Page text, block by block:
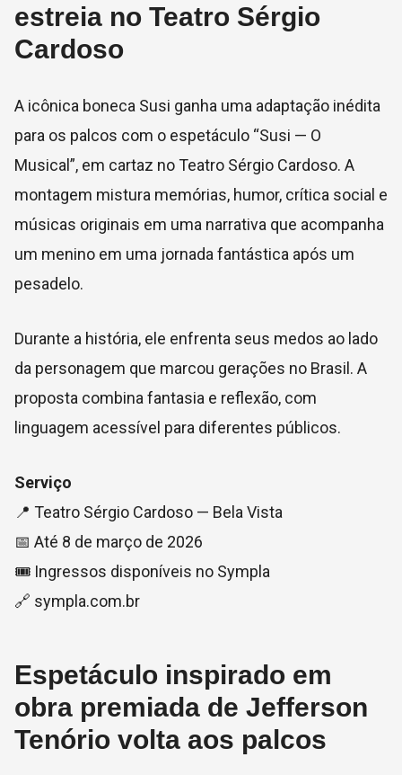
estreia no Teatro Sérgio
Cardoso
A icônica boneca Susi ganha uma adaptação inédita
para os palcos com o espetáculo “Susi — O
Musical”, em cartaz no Teatro Sérgio Cardoso. A
montagem mistura memórias, humor, crítica social e
músicas originais em uma narrativa que acompanha
um menino em uma jornada fantástica após um
pesadelo.
Durante a história, ele enfrenta seus medos ao lado
da personagem que marcou gerações no Brasil. A
proposta combina fantasia e reflexão, com
linguagem acessível para diferentes públicos.
Serviço
📍 Teatro Sérgio Cardoso — Bela Vista
📅 Até 8 de março de 2026
🎟️ Ingressos disponíveis no Sympla
🔗 sympla.com.br
Espetáculo inspirado em
obra premiada de Jefferson
Tenório volta aos palcos